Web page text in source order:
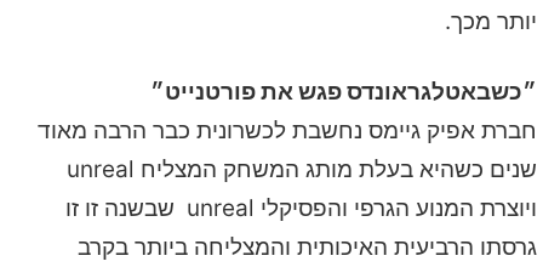
יותר מכך.
״כשבאטלגראונדס פגש את פורטנייט״
חברת אפיק גיימס נחשבת לכשרונית כבר הרבה מאוד
שנים כשהיא בעלת מותג המשחק המצליח unreal
ויוצרת המנוע הגרפי והפסיקלי unreal שבשנה זו זו
גרסתו הרביעית האיכותית והמצליחה ביותר בקרב